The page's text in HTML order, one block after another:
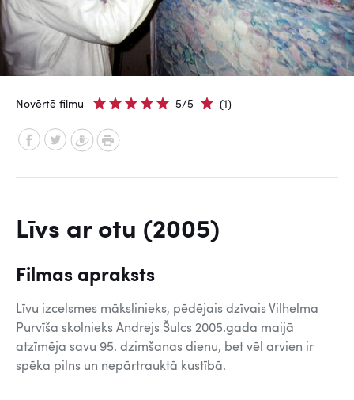
Novērtē filmu 5/5 (1)
Līvs ar otu (2005)
Filmas apraksts
Līvu izcelsmes mākslinieks, pēdējais dzīvais Vilhelma
Purvīša skolnieks Andrejs Šulcs 2005.gada maijā
atzīmēja savu 95. dzimšanas dienu, bet vēl arvien ir
spēka pilns un nepārtrauktā kustībā.